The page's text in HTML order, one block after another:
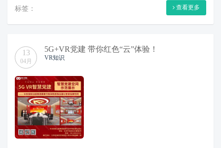
标签： 查看更多
13
04月
5G+VR党建 带你红色“云”体验！
VR知识